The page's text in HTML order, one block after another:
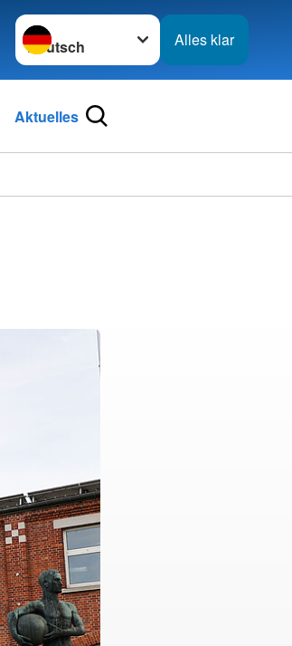
Sprache wechseln zu
Alles klar
Aktuelles